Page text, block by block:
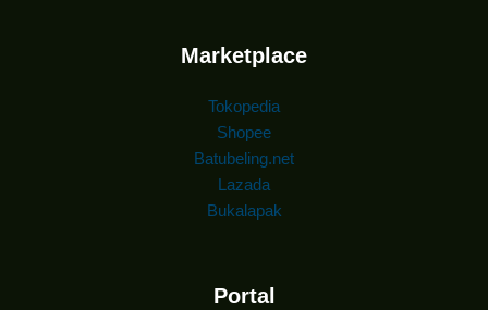
Marketplace
Tokopedia
Shopee
Batubeling.net
Lazada
Bukalapak
Portal